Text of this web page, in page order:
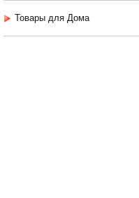
Товары для Дома